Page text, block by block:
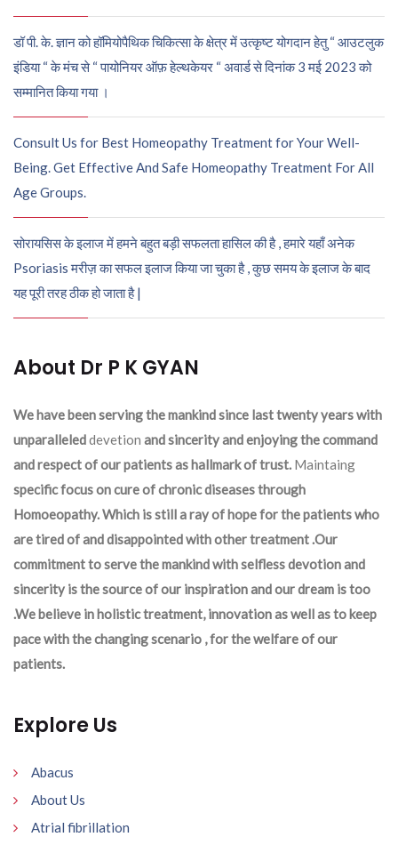
डॉ पी. के. ज्ञान को हॉमियोपैथिक चिकित्सा के क्षेत्र में उत्कृष्ट योगदान हेतु “ आउटलुक
इंडिया “ के मंच से “ पायोनियर ऑफ़ हेल्थकेयर “ अवार्ड से दिनांक 3 मई 2023 को
सम्मानित किया गया ।
Consult Us for Best Homeopathy Treatment for Your Well-
Being. Get Effective And Safe Homeopathy Treatment For All
Age Groups.
सोरायसिस के इलाज में हमने बहुत बड़ी सफलता हासिल की है , हमारे यहाँ अनेक
Psoriasis मरीज़ का सफल इलाज किया जा चुका है , कुछ समय के इलाज के बाद
यह पूरी तरह ठीक हो जाता है |
About Dr P K GYAN
We have been serving the mankind since last twenty years with
unparalleleddevetion and sincerity and enjoying the command
and respect of our patients as hallmark of trust. Maintaing
specific focus on cure of chronic diseases through
Homoeopathy. Which is still a ray of hope for the patients who
are tired of and disappointed with other treatment .Our
commitment to serve the mankind with selfless devotion and
sincerity is the source of our inspiration and our dream is too
.We believe in holistic treatment, innovation as well as to keep
pace with the changing scenario , for the welfare of our
patients.
Explore Us
Abacus
About Us
Atrial fibrillation